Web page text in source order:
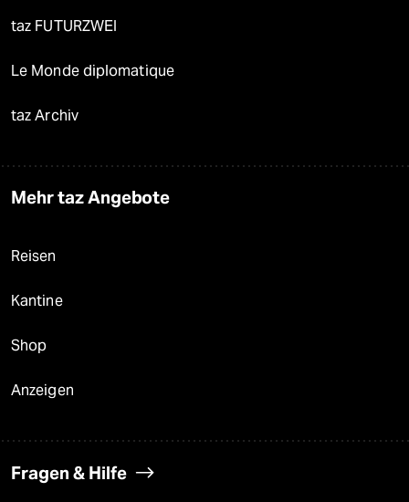
taz FUTURZWEI
Le Monde diplomatique
taz Archiv
Mehr taz Angebote
Reisen
Kantine
Shop
Anzeigen
Fragen & Hilfe